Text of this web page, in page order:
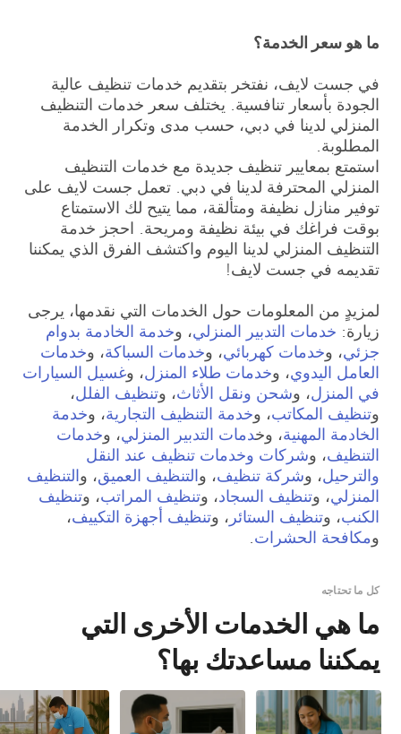
ما هو سعر الخدمة؟
في جست لايف، نفتخر بتقديم خدمات تنظيف عالية
الجودة بأسعار تنافسية. يختلف سعر خدمات التنظيف
المنزلي لدينا في دبي، حسب مدى وتكرار الخدمة
المطلوبة.
استمتع بمعايير تنظيف جديدة مع خدمات التنظيف
المنزلي المحترفة لدينا في دبي. تعمل جست لايف على
توفير منازل نظيفة ومتألقة، مما يتيح لك الاستمتاع
بوقت فراغك في بيئة نظيفة ومريحة. احجز خدمة
التنظيف المنزلي لدينا اليوم واكتشف الفرق الذي يمكننا
تقديمه في جست لايف!
لمزيدٍ من المعلومات حول الخدمات التي نقدمها، يرجى
زيارة: خدمات التدبير المنزلي، وخدمة الخادمة بدوام
جزئي، وخدمات كهربائي، وخدمات السباكة، وخدمات
العامل اليدوي، وخدمات طلاء المنزل، وغسيل السيارات
في المنزل، وشحن ونقل الأثاث، وتنظيف الفلل،
وتنظيف المكاتب، وخدمة التنظيف التجارية، وخدمة
الخادمة المهنية، وخدمات التدبير المنزلي، وخدمات
التنظيف، وشركات وخدمات تنظيف عند النقل
والترحيل، وشركة تنظيف، والتنظيف العميق، والتنظيف
المنزلي، وتنظيف السجاد، وتنظيف المراتب، وتنظيف
الكنب، وتنظيف الستائر ، وتنظيف أجهزة التكييف،
ومكافحة الحشرات.
كل ما تحتاجه
ما هي الخدمات الأخرى التي
يمكننا مساعدتك بها؟